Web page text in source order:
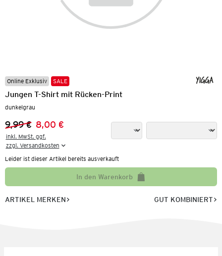
Online Exklusiv SALE
Jungen T-Shirt mit Rücken-Print
dunkelgrau
Vorheriger Preis:
9,99 €
Neuer Preis:
8,00 €
inkl. MwSt. ggf.
zzgl. Versandkosten
Leider ist dieser Artikel bereits ausverkauft
In den Warenkorb
ARTIKEL MERKEN GUT KOMBINIERT